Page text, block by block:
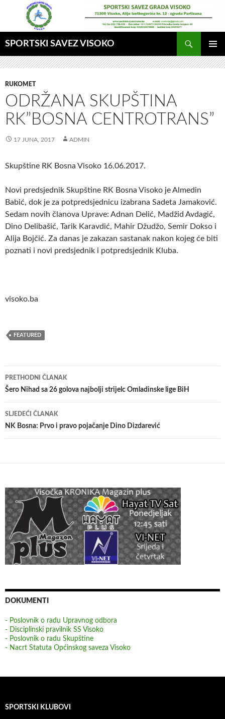
SPORTSKI SAVEZ VISOKO
GLAVNI
MENI
RUKOMET
ODRŽANA SKUPŠTINA
RK”BOSNA CENTROTRANS”
17 JUNA, 2017 ADMIN
Skupštine RK Bosna Visoko 16.06.2017.
Novi predsjednik Skupštine RK Bosna Visoko je Almedin
Babić, dok je za potpredsjednicu izabrana Sadeta Jamaković.
Sedam novih članova Uprave: Adnan Delić, Madžid Avdagić,
Dino Delibašić, Tarik Karavdić, Mahir Džudžo, Semir Dokso i
Alija Bojčić. Za danas je zakazan sastanak nakon kojeg će biti
poznati i novi predsjednik i potpredsjednik Kluba.
visoko.ba
FEATURED
Navigacija
članaka
PRETHODNI ČLANAK
Šero Nihad sa 26 golova najbolji strijelc Omladinske lige BiH
SLJEDEĆI ČLANAK
NK Bosna: Prvo i pravo pojačanje Dino Dizdarević
DOKUMENTI
- Poslovnik o radu Upravnog odbora
- Disciplinski pravilnik SS Visoko
- Poslovnik o radu Skupštine
- Nacrt Statuta Općinskog saveza Visoko
SPORTSKI KLUBOVI